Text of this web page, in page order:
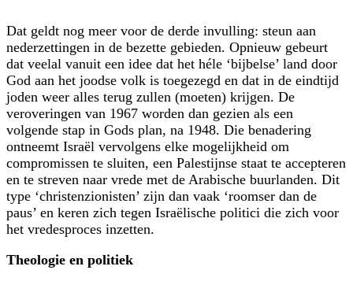
Dat geldt nog meer voor de derde invulling: steun aan
nederzettingen in de bezette gebieden. Opnieuw gebeurt
dat veelal vanuit een idee dat het héle ‘bijbelse’ land door
God aan het joodse volk is toegezegd en dat in de eindtijd
joden weer alles terug zullen (moeten) krijgen. De
veroveringen van 1967 worden dan gezien als een
volgende stap in Gods plan, na 1948. Die benadering
ontneemt Israël vervolgens elke mogelijkheid om
compromissen te sluiten, een Palestijnse staat te accepteren
en te streven naar vrede met de Arabische buurlanden. Dit
type ‘christenzionisten’ zijn dan vaak ‘roomser dan de
paus’ en keren zich tegen Israëlische politici die zich voor
het vredesproces inzetten.
Theologie en politiek